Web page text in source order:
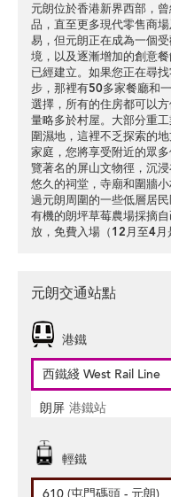
元朗位於香港新界西部，
品，直至更多現代零售商
易，但元朗正在成為一個
境，以及逐漸增加的創意
已經建立。如果您正在尋
步，那裡有50多家餐廳和
選擇，所有的住房都可以
量略多於村屋。大部分重
圍濕地，這裡不乏探索的
家庭，您將享受附近的眾
覽著名的屏山文物徑，沉
悠久的祠堂，寺廟和圍牆
過元朗周圍的一些低層居
有機的朗坪草莓農場採摘
放，免費入場（12月至4月
元朗交通站點
港鐵
西鐵綫 West Rail Line
朗屏 港鐵站
輕鐵